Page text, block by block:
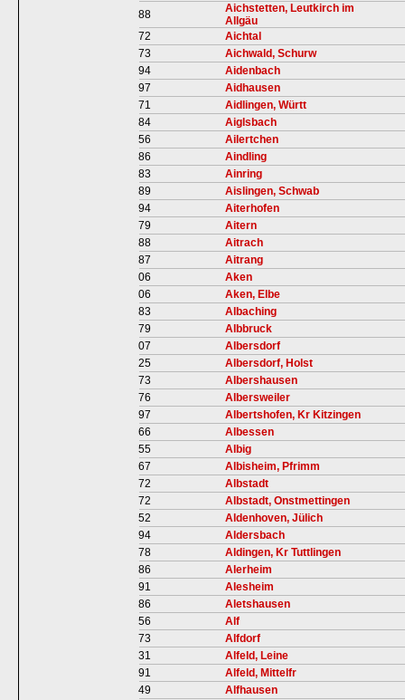
88
Aichstetten, Leutkirch im
Allgäu
72
Aichtal
73
Aichwald, Schurw
94
Aidenbach
97
Aidhausen
71
Aidlingen, Württ
84
Aiglsbach
56
Ailertchen
86
Aindling
83
Ainring
89
Aislingen, Schwab
94
Aiterhofen
79
Aitern
88
Aitrach
87
Aitrang
06
Aken
06
Aken, Elbe
83
Albaching
79
Albbruck
07
Albersdorf
25
Albersdorf, Holst
73
Albershausen
76
Albersweiler
97
Albertshofen, Kr Kitzingen
66
Albessen
55
Albig
67
Albisheim, Pfrimm
72
Albstadt
72
Albstadt, Onstmettingen
52
Aldenhoven, Jülich
94
Aldersbach
78
Aldingen, Kr Tuttlingen
86
Alerheim
91
Alesheim
86
Aletshausen
56
Alf
73
Alfdorf
31
Alfeld, Leine
91
Alfeld, Mittelfr
49
Alfhausen